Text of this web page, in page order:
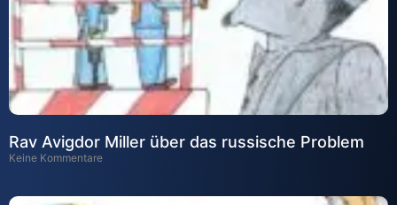
Rav Avigdor Miller über das russische Problem
Keine Kommentare